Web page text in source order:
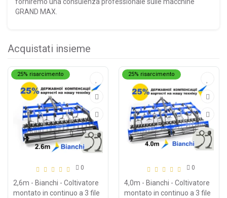
GRAND MAX.
Acquistati insieme
25% risarcimento
0
2,6m - Bianchi - Coltivatore
montato in continuo a 3 file
25% risarcimento
0
4,0m - Bianchi - Coltivatore
montato in continuo a 3 file